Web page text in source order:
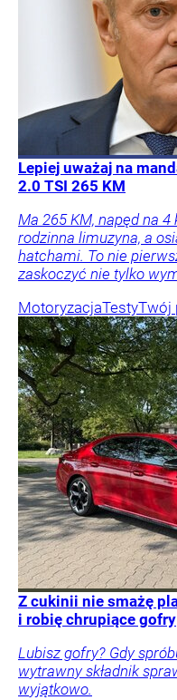
Lepiej uważaj na
2.0 TSI 265 KM
Ma 265 KM, napęd na
rodzinna limuzyna, a
hatchami. To nie
zaskoczyć nie tylko
MotoryzacjaTestyTwój
Z cukinii nie smażę
i robię chrupiące gofry
Lubisz gofry? Gdy
wytrawny składnik
wyjątkowo.